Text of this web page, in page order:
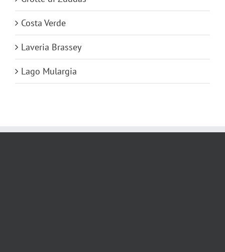
Costa Verde
Laveria Brassey
Lago Mulargia